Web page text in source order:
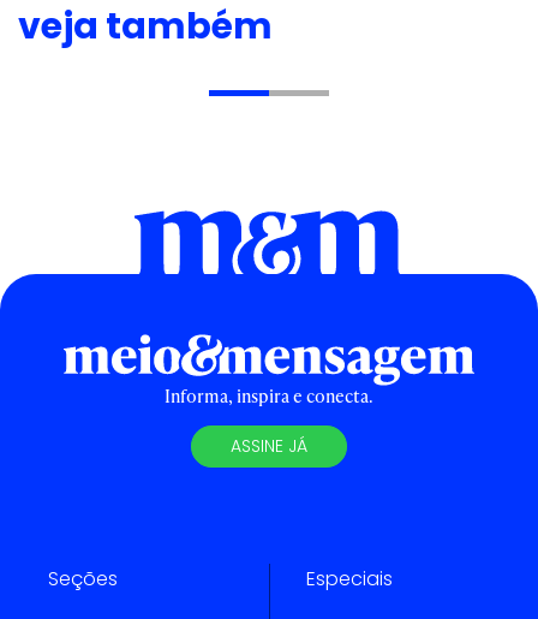
veja também
Informa, inspira e conecta.
ASSINE JÁ
Seções Especiais